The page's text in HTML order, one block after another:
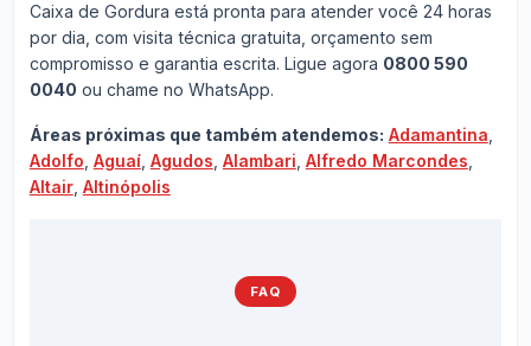
Caixa de Gordura está pronta para atender você 24 horas
por dia, com visita técnica gratuita, orçamento sem
compromisso e garantia escrita. Ligue agora 0800 590
0040 ou chame no WhatsApp.
Áreas próximas que também atendemos: Adamantina
Adolfo Aguaí, Agudos Alambari Alfredo Marcondes
Altair, Altinópolis
FAQ